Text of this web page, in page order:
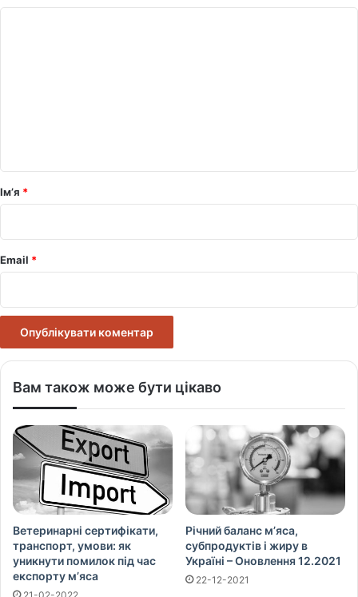
р
*
Ім’я *
Email *
Вам також може бути цікаво
Ветеринарні сертифікати,
транспорт, умови: як
уникнути помилок під час
експорту м’яса
Річний баланс м’яса,
субпродуктів і жиру в
Україні – Оновлення 12.2021
22-12-2021